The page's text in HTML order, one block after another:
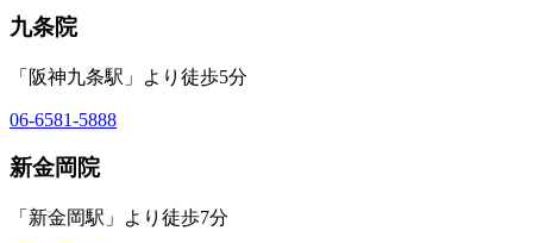
九条院
「阪神九条駅」より徒歩5分
06-6581-5888
新金岡院
「新金岡駅」より徒歩7分